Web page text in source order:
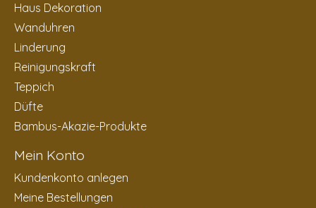
Haus Dekoration
Wanduhren
Linderung
Reinigungskraft
Teppich
Düfte
Bambus-Akazie-Produkte
Mein Konto
Kundenkonto anlegen
Meine Bestellungen